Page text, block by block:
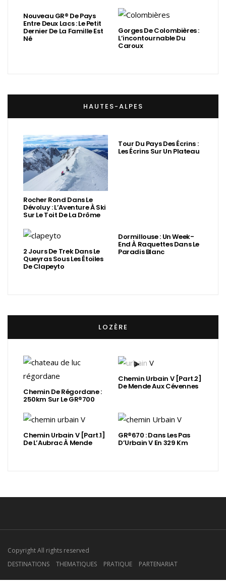
Nouveau GR® De Pays
Entre Deux Lacs : Le Petit
Dernier De La Famille Est
Né
Gorges De Colombières :
L’incontournable Du
Caroux
HAUTES-ALPES
Rocher Rond Dans Le
Dévoluy : L’Aventure À Ski
Sur Le Toit De La Drôme
Tour Du Pays Des Écrins :
Les Écrins Sur Un Plateau
2 Jours De Trek Dans Le
Queyras Sous Les Étoiles
De Clapeyto
Dormillouse : Un Week-
End À Raquettes Dans Le
Paradis Blanc
LOZÈRE
Chemin De Régordane :
250km Sur Le GR®700
Chemin Urbain V [Part.2]
De Mende Aux Cévennes
Chemin Urbain V [Part.1]
De L’Aubrac À Mende
GR®670 : Dans Les Pas
D’Urbain V En 329 Km
Copyright All rights reserved
DESTINATIONS
THEMATIQUES PRATIQUE PARTENARIAT